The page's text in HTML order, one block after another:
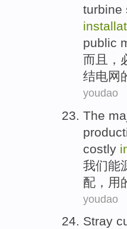
turbine
public
而且
，
结电网
youdao
The
costly
我们能
配 ，用
youdao
Stray